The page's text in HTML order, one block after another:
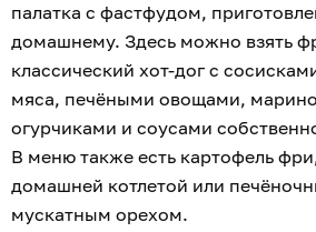
палатка с фастфудом,
домашнему. Здесь можно взять
классический хот-дог с
мяса, печёными овощами,
огурчиками и соусами
В меню также есть картофель
домашней котлетой или
мускатным орехом.